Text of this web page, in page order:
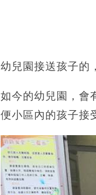
幼兒園接送孩子的
如今的幼兒園，會
便小區內的孩子接